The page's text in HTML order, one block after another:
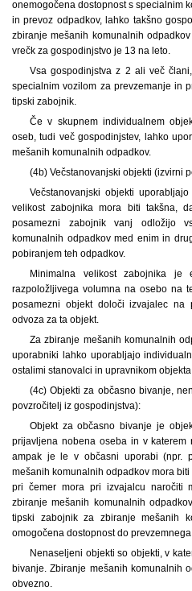
onemogočena dostopnost s specialnim
in prevoz odpadkov, lahko takšno
zbiranje mešanih komunalnih
vrečk za gospodinjstvo je 13 na leto.
Vsa gospodinjstva z 2 ali več
specialnim vozilom za prevzemanje in
tipski zabojnik.
Če v skupnem individualnem
oseb, tudi več gospodinjstev, lahko
mešanih komunalnih odpadkov.
(4b) Večstanovanjski objekti (izvirni
Večstanovanjski objekti
velikost zabojnika mora biti takšna,
posamezni zabojnik vanj odložijo
komunalnih odpadkov med enim in
pobiranjem teh odpadkov.
Minimalna velikost zabojnika
razpoložljivega volumna na osebo na
posamezni objekt določi izvajalec na
odvoza za ta objekt.
Za zbiranje mešanih komunalnih
uporabniki lahko uporabljajo
ostalimi stanovalci in upravnikom
(4c) Objekti za občasno bivanje,
povzročitelj iz gospodinjstva):
Objekt za občasno bivanje je
prijavljena nobena oseba in v
ampak je le v občasni uporabi (npr.
mešanih komunalnih odpadkov mora
pri čemer mora pri izvajalcu naročiti
zbiranje mešanih komunalnih
tipski zabojnik za zbiranje mešanih
omogočena dostopnost do
Nenaseljeni objekti so objekti, v
bivanje. Zbiranje mešanih komunalnih
obvezno.